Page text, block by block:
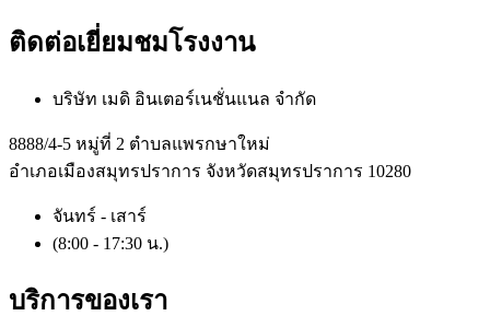
ติดต่อเยี่ยมชมโรงงาน
บริษัท เมดิ อินเตอร์เนชั่นแนล จำกัด
8888/4-5 หมู่ที่ 2 ตำบลแพรกษาใหม่
อำเภอเมืองสมุทรปราการ จังหวัดสมุทรปราการ 10280
จันทร์ - เสาร์
(8:00 - 17:30 น.)
บริการของเรา